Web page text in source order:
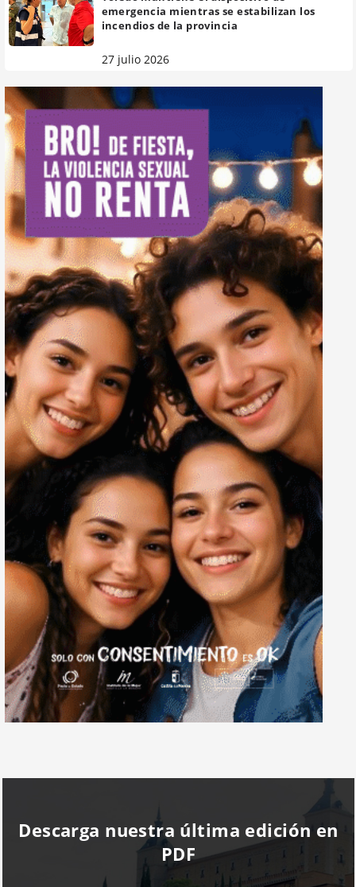
emergencia mientras se estabilizan los
incendios de la provincia
27 julio 2026
Descarga nuestra última edición en
PDF